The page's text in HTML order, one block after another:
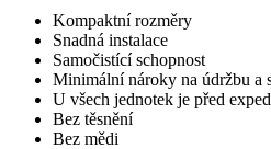
Kompaktní rozměry
Snadná instalace
Samočistící schopnost
Minimální nároky na údržbu a
U všech jednotek je před
Bez těsnění
Bez mědi